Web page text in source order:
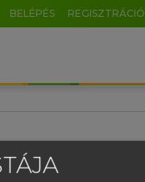
BELÉPÉS REGISZTRÁCIÓ